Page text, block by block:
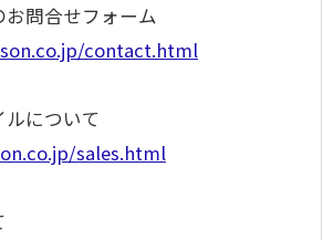
問合せフォーム
contact.html
について
sales.html